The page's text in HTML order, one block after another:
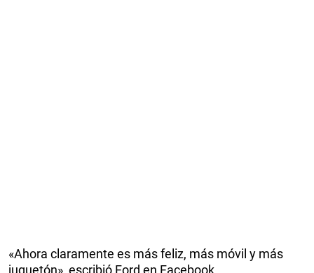
«Ahora claramente es más feliz, más móvil y más